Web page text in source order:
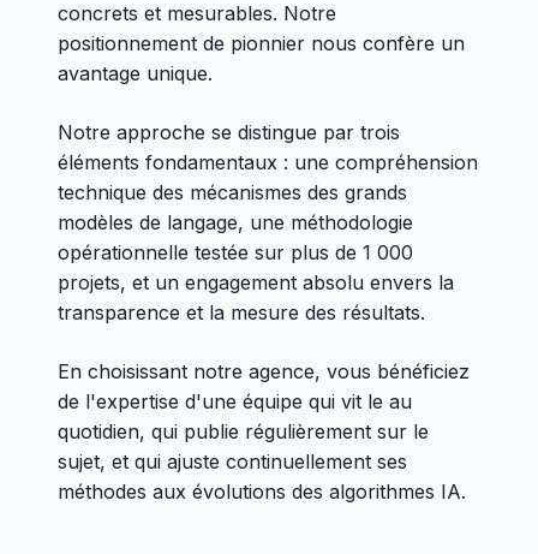
concrets et mesurables. Notre
positionnement de pionnier nous confère un
avantage unique.
Notre approche se distingue par trois
éléments fondamentaux : une compréhension
technique des mécanismes des grands
modèles de langage, une méthodologie
opérationnelle testée sur plus de 1 000
projets, et un engagement absolu envers la
transparence et la mesure des résultats.
En choisissant notre agence, vous bénéficiez
de l'expertise d'une équipe qui vit le au
quotidien, qui publie régulièrement sur le
sujet, et qui ajuste continuellement ses
méthodes aux évolutions des algorithmes IA.